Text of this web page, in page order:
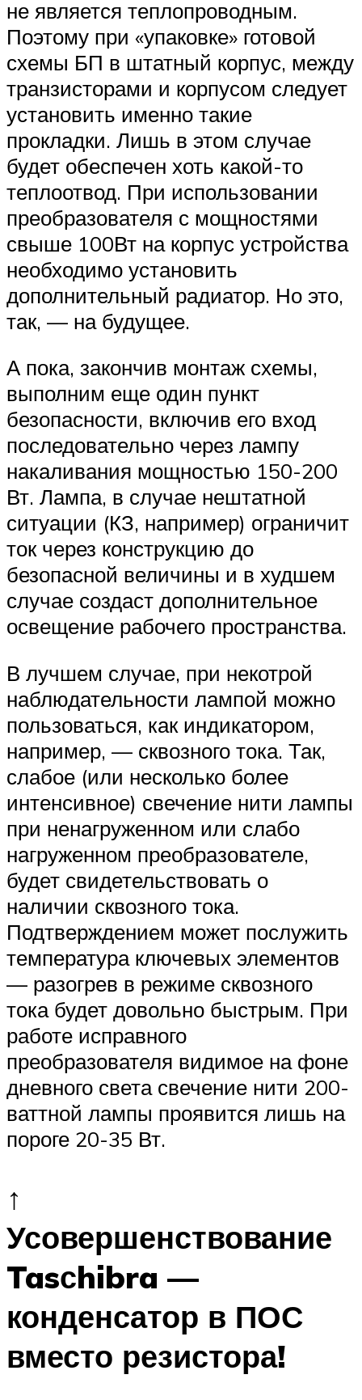
не является теплопроводным.
Поэтому при «упаковке» готовой
схемы БП в штатный корпус, между
транзисторами и корпусом следует
установить именно такие
прокладки. Лишь в этом случае
будет обеспечен хоть какой-то
теплоотвод. При использовании
преобразователя с мощностями
свыше 100Вт на корпус устройства
необходимо установить
дополнительный радиатор. Но это,
так, — на будущее.
А пока, закончив монтаж схемы,
выполним еще один пункт
безопасности, включив его вход
последовательно через лампу
накаливания мощностью 150-200
Вт. Лампа, в случае нештатной
ситуации (КЗ, например) ограничит
ток через конструкцию до
безопасной величины и в худшем
случае создаст дополнительное
освещение рабочего пространства.
В лучшем случае, при некотрой
наблюдательности лампой можно
пользоваться, как индикатором,
например, — сквозного тока. Так,
слабое (или несколько более
интенсивное) свечение нити лампы
при ненагруженном или слабо
нагруженном преобразователе,
будет свидетельствовать о
наличии сквозного тока.
Подтверждением может послужить
температура ключевых элементов
— разогрев в режиме сквозного
тока будет довольно быстрым. При
работе исправного
преобразователя видимое на фоне
дневного света свечение нити 200-
ваттной лампы проявится лишь на
пороге 20-35 Вт.
↑
Усовершенствование
Tasсhibra —
конденсатор в ПОС
вместо резистора!